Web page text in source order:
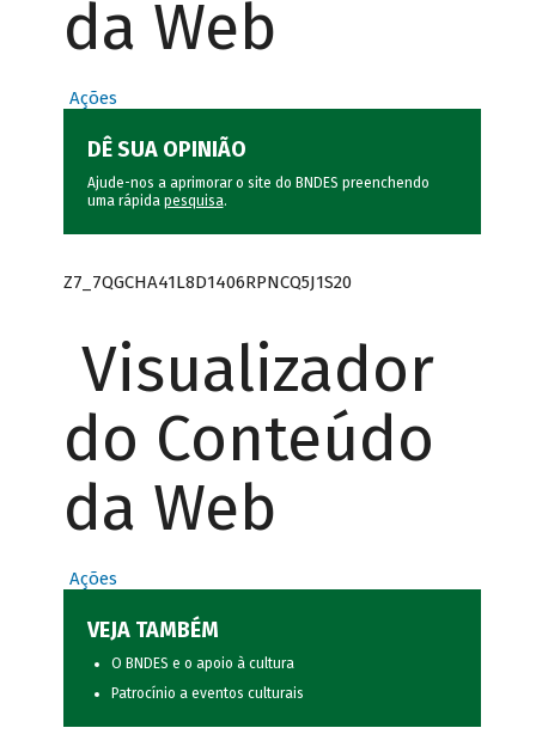
da Web
Ações
DÊ SUA OPINIÃO
Ajude-nos a aprimorar o site do BNDES preenchendo
uma rápida pesquisa.
Z7_7QGCHA41L8D1406RPNCQ5J1S20
Visualizador
do Conteúdo
da Web
Ações
VEJA TAMBÉM
O BNDES e o apoio à cultura
Patrocínio a eventos culturais